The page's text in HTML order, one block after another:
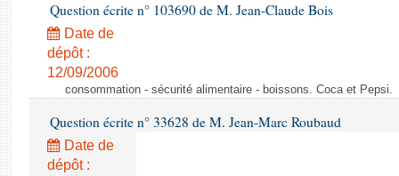
Question écrite n° 103690 de M. Jean-Claude Bois
Date de
dépôt :
12/09/2006
consommation - sécurité alimentaire - boissons. Coca et Pepsi.
Question écrite n° 33628 de M. Jean-Marc Roubaud
Date de
dépôt :